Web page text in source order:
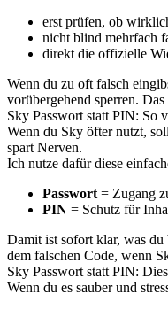
erst prüfen, ob
nicht blind mehrfach
direkt die offizielle
Wenn du zu oft falsch
vorübergehend sperren.
Sky Passwort statt PIN: So
Wenn du Sky öfter nutzt,
spart Nerven.
Ich nutze dafür diese
Passwort = Zugang
PIN = Schutz für
Damit ist sofort klar, was du
dem falschen Code, wenn
Sky Passwort statt PIN:
Wenn du es sauber und